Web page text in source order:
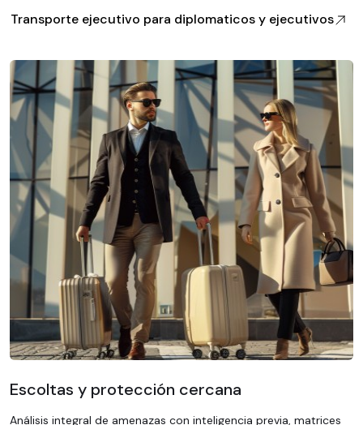
Transporte ejecutivo para diplomaticos y ejecutivos
Escoltas y protección cercana
Análisis integral de amenazas con inteligencia previa, matrices